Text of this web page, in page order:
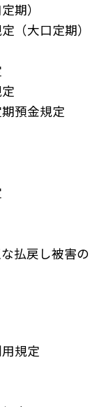
期）
（大口定期）
預金規定
払戻し被害の
規定